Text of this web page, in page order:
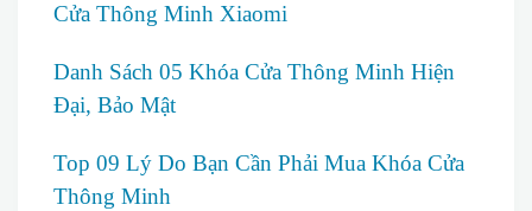
Cửa Thông Minh Xiaomi
Danh Sách 05 Khóa Cửa Thông Minh Hiện
Đại, Bảo Mật
Top 09 Lý Do Bạn Cần Phải Mua Khóa Cửa
Thông Minh